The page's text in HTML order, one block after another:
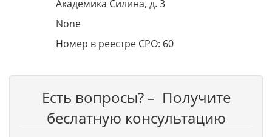
Академика Силина, д. 3
None
Номер в реестре СРО: 60
Есть вопросы? – Получите
беслатную консультацию